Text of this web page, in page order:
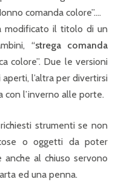
comanda colore”….
modificato il titolo di un
“strega comanda
colore”. Due le versioni
l’altra per divertirsi
l’inverno alle porte.
strumenti se non
o oggetti da poter
anche al chiuso servono
ed una penna.